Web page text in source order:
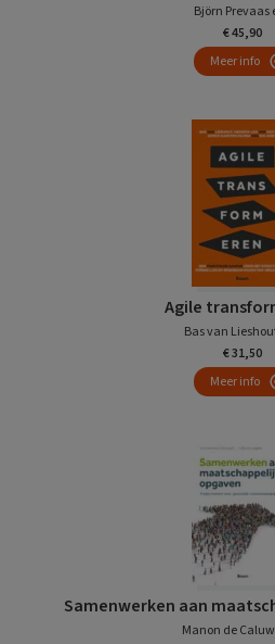
Björn Prevaas
€ 45,90
Meer info
Agile
Bas van
€ 31,50
Meer info
Samenwerken aan
Manon de